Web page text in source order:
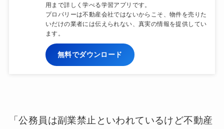
用まで詳しく学べる学習アプリです。
プロパリーは不動産会社ではないからこそ、物件を売りた
いだけの業者には伝えられない、真実の情報を提供してい
ます。
無料でダウンロード
「公務員は副業禁止といわれているけど不動産